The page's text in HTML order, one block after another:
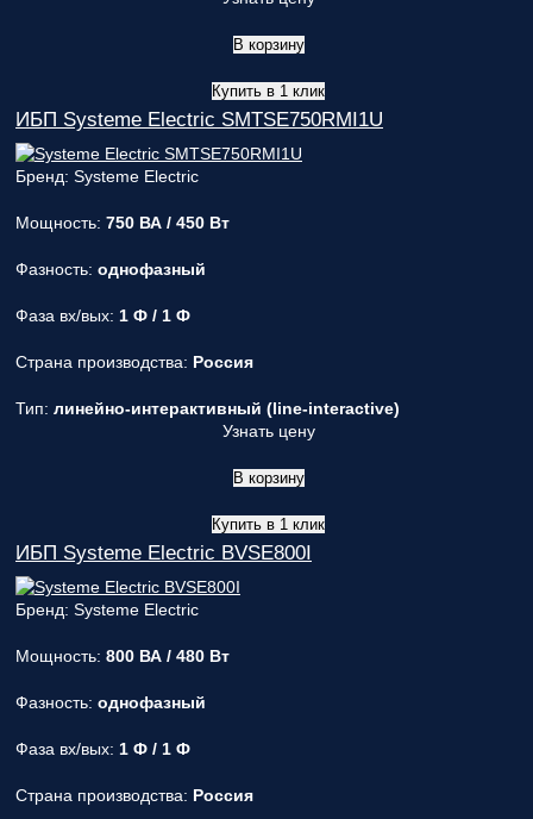
В корзину
Купить в 1 клик
ИБП Systeme Electric SMTSE750RMI1U
Бренд: Systeme Electric
Мощность: 750 ВА / 450 Вт
Фазность: однофазный
Фаза вх/вых: 1 Ф / 1 Ф
Страна производства: Россия
Тип: линейно-интерактивный (line-interactive)
Узнать цену
В корзину
Купить в 1 клик
ИБП Systeme Electric BVSE800I
Бренд: Systeme Electric
Мощность: 800 ВА / 480 Вт
Фазность: однофазный
Фаза вх/вых: 1 Ф / 1 Ф
Страна производства: Россия